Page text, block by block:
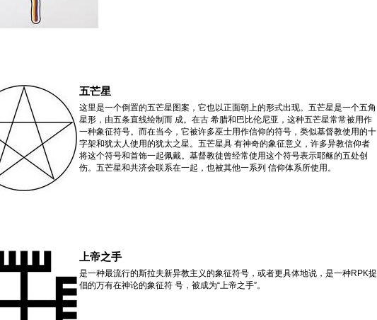
五芒星
这里是一个倒置的五芒星图案，它也以正面朝上的形式出现。五芒星是一个五角
星形，由五条直线绘制而 成。在古 希腊和巴比伦尼亚，这种五芒星常常被用作
一种象征符号。而在当今，它被许多巫士用作信仰的符号，类似基督教使用的十
字架和犹太人使用的犹太之星。五芒星具 有神奇的象征意义，许多异教信仰者
将这个符号和首饰一起佩戴。基督教徒曾经常使用这个符号表示耶稣的五处创
伤。五芒星和共济会联系在一起，也被其他一系列 信仰体系所使用。
上帝之手
是一种最流行的斯拉夫新异教主义的象征符号，或者更具体地说，是一种RPK提
倡的万有在神论的象征符 号，被成为“上帝之手”。